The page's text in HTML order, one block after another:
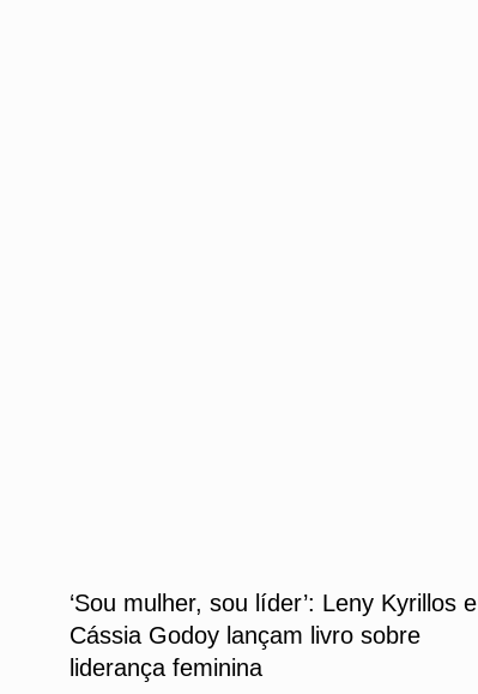
‘Sou mulher, sou líder’: Leny Kyrillos e
Cássia Godoy lançam livro sobre
liderança feminina